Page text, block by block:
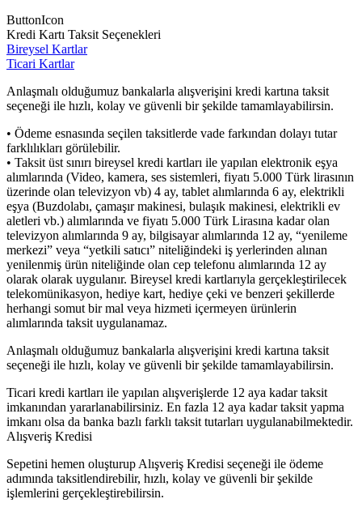
ButtonIcon
Kredi Kartı Taksit Seçenekleri
Bireysel Kartlar
Ticari Kartlar
Anlaşmalı olduğumuz bankalarla alışverişini kredi kartına taksit
seçeneği ile hızlı, kolay ve güvenli bir şekilde tamamlayabilirsin.
• Ödeme esnasında seçilen taksitlerde vade farkından dolayı tutar
farklılıkları görülebilir.
• Taksit üst sınırı bireysel kredi kartları ile yapılan elektronik eşya
alımlarında (Video, kamera, ses sistemleri, fiyatı 5.000 Türk lirasının
üzerinde olan televizyon vb) 4 ay, tablet alımlarında 6 ay, elektrikli
eşya (Buzdolabı, çamaşır makinesi, bulaşık makinesi, elektrikli ev
aletleri vb.) alımlarında ve fiyatı 5.000 Türk Lirasına kadar olan
televizyon alımlarında 9 ay, bilgisayar alımlarında 12 ay, “yenileme
merkezi” veya “yetkili satıcı” niteliğindeki iş yerlerinden alınan
yenilenmiş ürün niteliğinde olan cep telefonu alımlarında 12 ay
olarak olarak uygulanır. Bireysel kredi kartlarıyla gerçekleştirilecek
telekomünikasyon, hediye kart, hediye çeki ve benzeri şekillerde
herhangi somut bir mal veya hizmeti içermeyen ürünlerin
alımlarında taksit uygulanamaz.
Anlaşmalı olduğumuz bankalarla alışverişini kredi kartına taksit
seçeneği ile hızlı, kolay ve güvenli bir şekilde tamamlayabilirsin.
Ticari kredi kartları ile yapılan alışverişlerde 12 aya kadar taksit
imkanından yararlanabilirsiniz. En fazla 12 aya kadar taksit yapma
imkanı olsa da banka bazlı farklı taksit tutarları uygulanabilmektedir.
Alışveriş Kredisi
Sepetini hemen oluşturup Alışveriş Kredisi seçeneği ile ödeme
adımında taksitlendirebilir, hızlı, kolay ve güvenli bir şekilde
işlemlerini gerçekleştirebilirsin.